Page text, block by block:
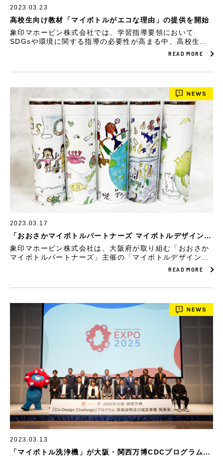
2023.03.23
高校生向け教材「マイボトルがエコな理由」の提供を開始
象印マホービン株式会社では、学習指導要領において
SDGsや環境に関する指導の必要性が高まる中、高校生向
けに開発した、日常からサステナブル活動に取り組むきっ
READ MORE
NEWS
2023.03.17
「おおさかマイボトルパートナーズ マイボトルデザインコ
ンテスト2022」の象印賞5点が決定
象印マホービン株式会社は、大阪府が取り組む「おおさか
マイボトルパートナーズ」主催の「マイボトルデザインコ
ンテスト2022」に協賛しました。応募されたたくさんの作
READ MORE
NEWS
2023.03.13
「マイボトル洗浄機」が大阪・関西万博CDCプログラムに